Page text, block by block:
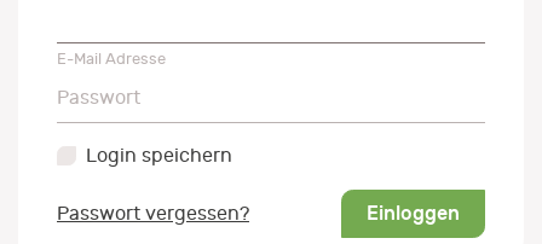
E-Mail Adresse
Passwort
Passwort
Login speichern
Passwort vergessen? Einloggen